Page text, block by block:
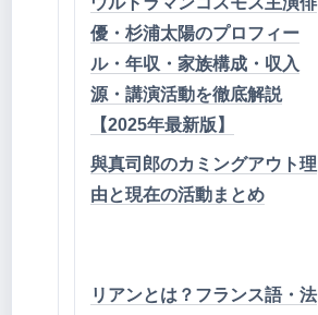
優・杉浦太陽のプロフィー
ル・年収・家族構成・収入
源・講演活動を徹底解説
【2025年最新版】
與真司郎のカミングアウト理
由と現在の活動まとめ
リアンとは？フランス語・法